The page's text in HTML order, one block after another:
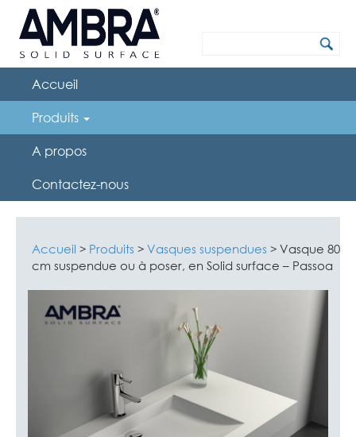
Accueil
Produits
A propos
Contactez-nous
Accueil > Produits > Vasques suspendues > Vasque 80
cm suspendue ou à poser, en Solid surface – Passoa